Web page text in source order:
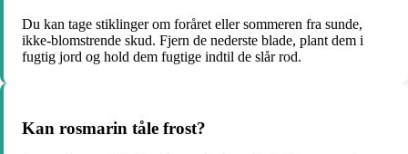
Du kan tage stiklinger om foråret eller sommeren fra sunde,
ikke-blomstrende skud. Fjern de nederste blade, plant dem i
fugtig jord og hold dem fugtige indtil de slår rod.
Kan rosmarin tåle frost?